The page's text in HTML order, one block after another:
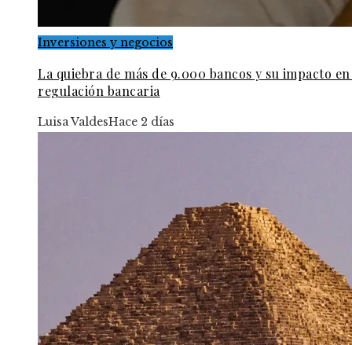
Inversiones y negocios
La quiebra de más de 9.000 bancos y su impacto
regulación bancaria
Luisa ValdesHace 2 días